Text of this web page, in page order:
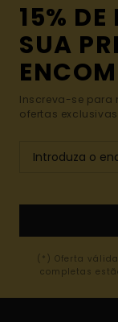
15%
SUA
Inscreva-se para
ofertas
(*) Oferta
completas